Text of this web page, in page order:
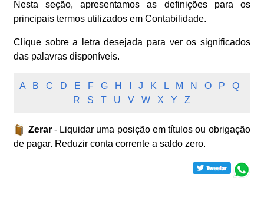
Nesta seção, apresentamos as definições para os
principais termos utilizados em Contabilidade.
Clique sobre a letra desejada para ver os significados
das palavras disponíveis.
A B C D E F G H J K L M N O P
Q
R
S T U V W X Y Z
Zerar- Liquidar uma posição em títulos ou obrigação
de pagar. Reduzir conta corrente a saldo zero.